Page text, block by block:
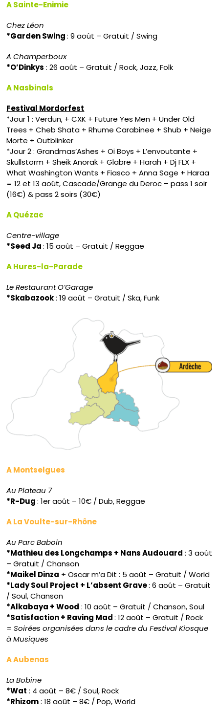
A Sainte-Enimie
Chez Léon
*Garden Swing: 9 août – Gratuit / Swing
A Champerboux
*O’Dinkys : 26 août – Gratuit / Rock, Jazz, Folk
A Nasbinals
Festival Mordorfest
*Jour 1 : Verdun, + CXK + Future Yes Men + Under Old
Trees + Cheb Shata + Rhume Carabinee + Shub + Neige
Morte + Outblinker
*Jour 2 : Grandmas’Ashes + Oi Boys + L’envoutante +
Skullstorm + Sheik Anorak + Glabre + Harah + Dj FLX +
What Washington Wants + Fiasco + Anna Sage + Haraa
= 12 et 13 août, Cascade/Grange du Deroc – pass 1 soir
(16€) & pass 2 soirs (30€)
A Quézac
Centre-village
*Seed Ja: 15 août – Gratuit / Reggae
A Hures-la-Parade
Le Restaurant O’Garage
*Skabazook: 19 août – Gratuit / Ska, Funk
A Montselgues
Au Plateau 7
*R-Dug: 1er août – 10€ / Dub, Reggae
A La Voulte-sur-Rhône
Au Parc Baboin
*Mathieu des Longchamps + Nans Audouard : 3 août
– Gratuit / Chanson
*Maikel Dinza + Oscar m’a Dit : 5 août – Gratuit / World
*Lady Soul Project + L’absent Grave: 6 août – Gratuit
/ Soul, Chanson
*Alkabaya + Wood : 10 août – Gratuit / Chanson, Soul
*Satisfaction + Raving Mad: 12 août – Gratuit / Rock
= Soirées organisées dans le cadre du Festival Kiosque
à Musiques
A Aubenas
La Bobine
*Wat : 4 août – 8€ / Soul, Rock
*Rhizom: 18 août – 8€ / Pop, World